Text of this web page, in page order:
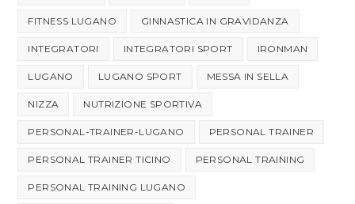
FITNESS LUGANO GINNASTICA IN GRAVIDANZA
INTEGRATORI INTEGRATORI SPORT IRONMAN
LUGANO LUGANO SPORT MESSA IN SELLA
NIZZA NUTRIZIONE SPORTIVA
PERSONAL-TRAINER-LUGANO PERSONAL TRAINER
PERSONAL TRAINER TICINO PERSONAL TRAINING
PERSONAL TRAINING LUGANO